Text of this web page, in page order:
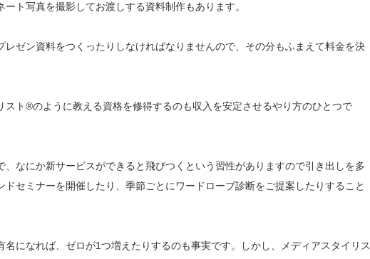
ート写真を撮影してお渡しする資料制作もあります。
レゼン資料をつくったりしなければなりませんので、その分もふまえて料金を決
スト®のように教える資格を修得するのも収入を安定させるやり方のひとつで
、なにか新サービスができると飛びつくという習性がありますので引き出しを多
ドセミナーを開催したり、季節ごとにワードローブ診断をご提案したりすること
名になれば、ゼロが1つ増えたりするのも事実です。しかし、メディアスタイリス